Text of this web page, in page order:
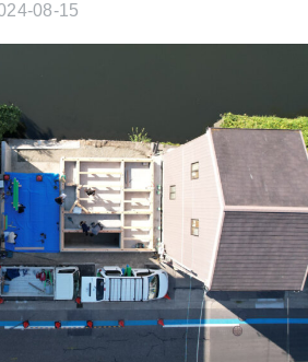
08-15